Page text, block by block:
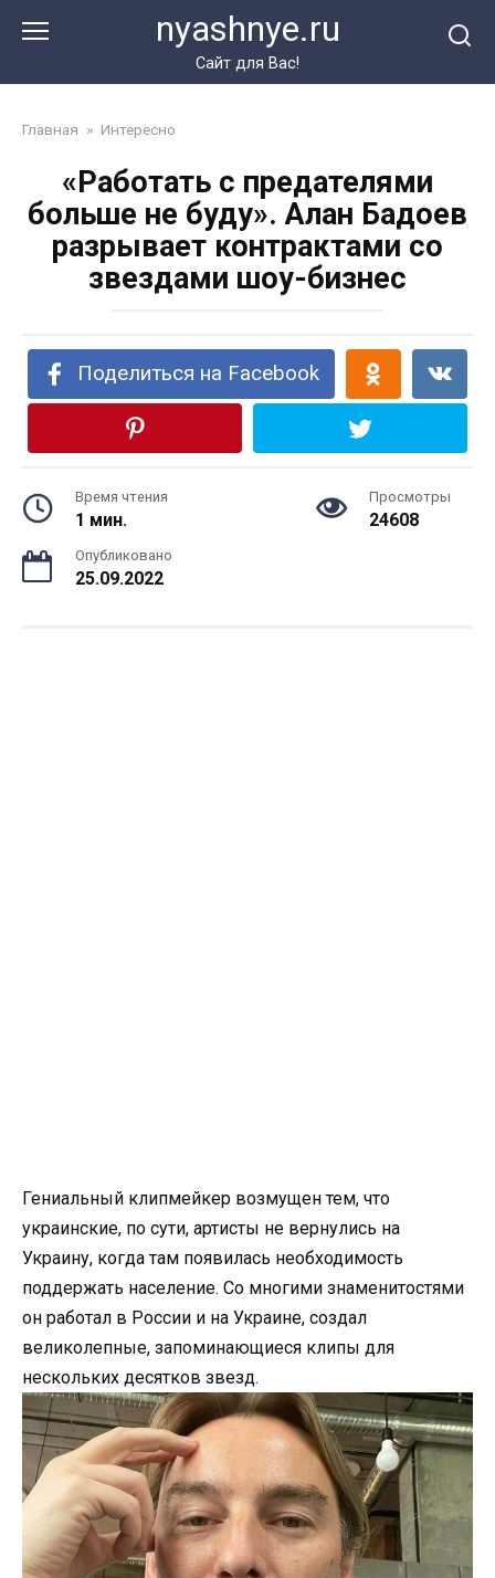
nyashnye.ru
Сайт для Вас!
Главная » Интересно
«Работать с предателями
больше не буду». Алан Бадоев
разрывает контрактами со
звездами шоу-бизнес
Поделиться на Facebook
Время чтения
1 мин.
Просмотры
24608
Опубликовано
25.09.2022
Гениальный клипмейкер возмущен тем, что
украинские, по сути, артисты не вернулись на
Украину, когда там появилась необходимость
поддержать население. Со многими знаменитостями
он работал в России и на Украине, создал
великолепные, запоминающиеся клипы для
нескольких десятков звезд.